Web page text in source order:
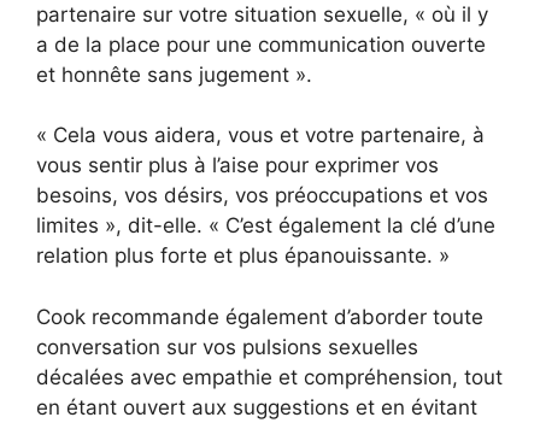
partenaire sur votre situation sexuelle, « où il y
a de la place pour une communication ouverte
et honnête sans jugement ».
« Cela vous aidera, vous et votre partenaire, à
vous sentir plus à l’aise pour exprimer vos
besoins, vos désirs, vos préoccupations et vos
limites », dit-elle. « C’est également la clé d’une
relation plus forte et plus épanouissante. »
Cook recommande également d’aborder toute
conversation sur vos pulsions sexuelles
décalées avec empathie et compréhension, tout
en étant ouvert aux suggestions et en évitant